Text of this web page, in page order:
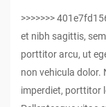
>>>>>>>
et nibh sagittis,
porttitor arcu, ut
non vehicula dolor.
imperdiet, porttitor